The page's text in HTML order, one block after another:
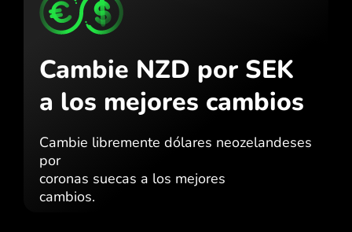
Cambie NZD por SEK
a los mejores cambios
Cambie libremente dólares neozelandeses
por
coronas suecas a los mejores
cambios.